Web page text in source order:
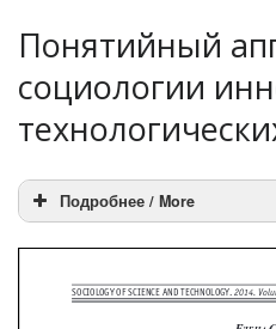
Понятийный
социологии
Подробнее / More